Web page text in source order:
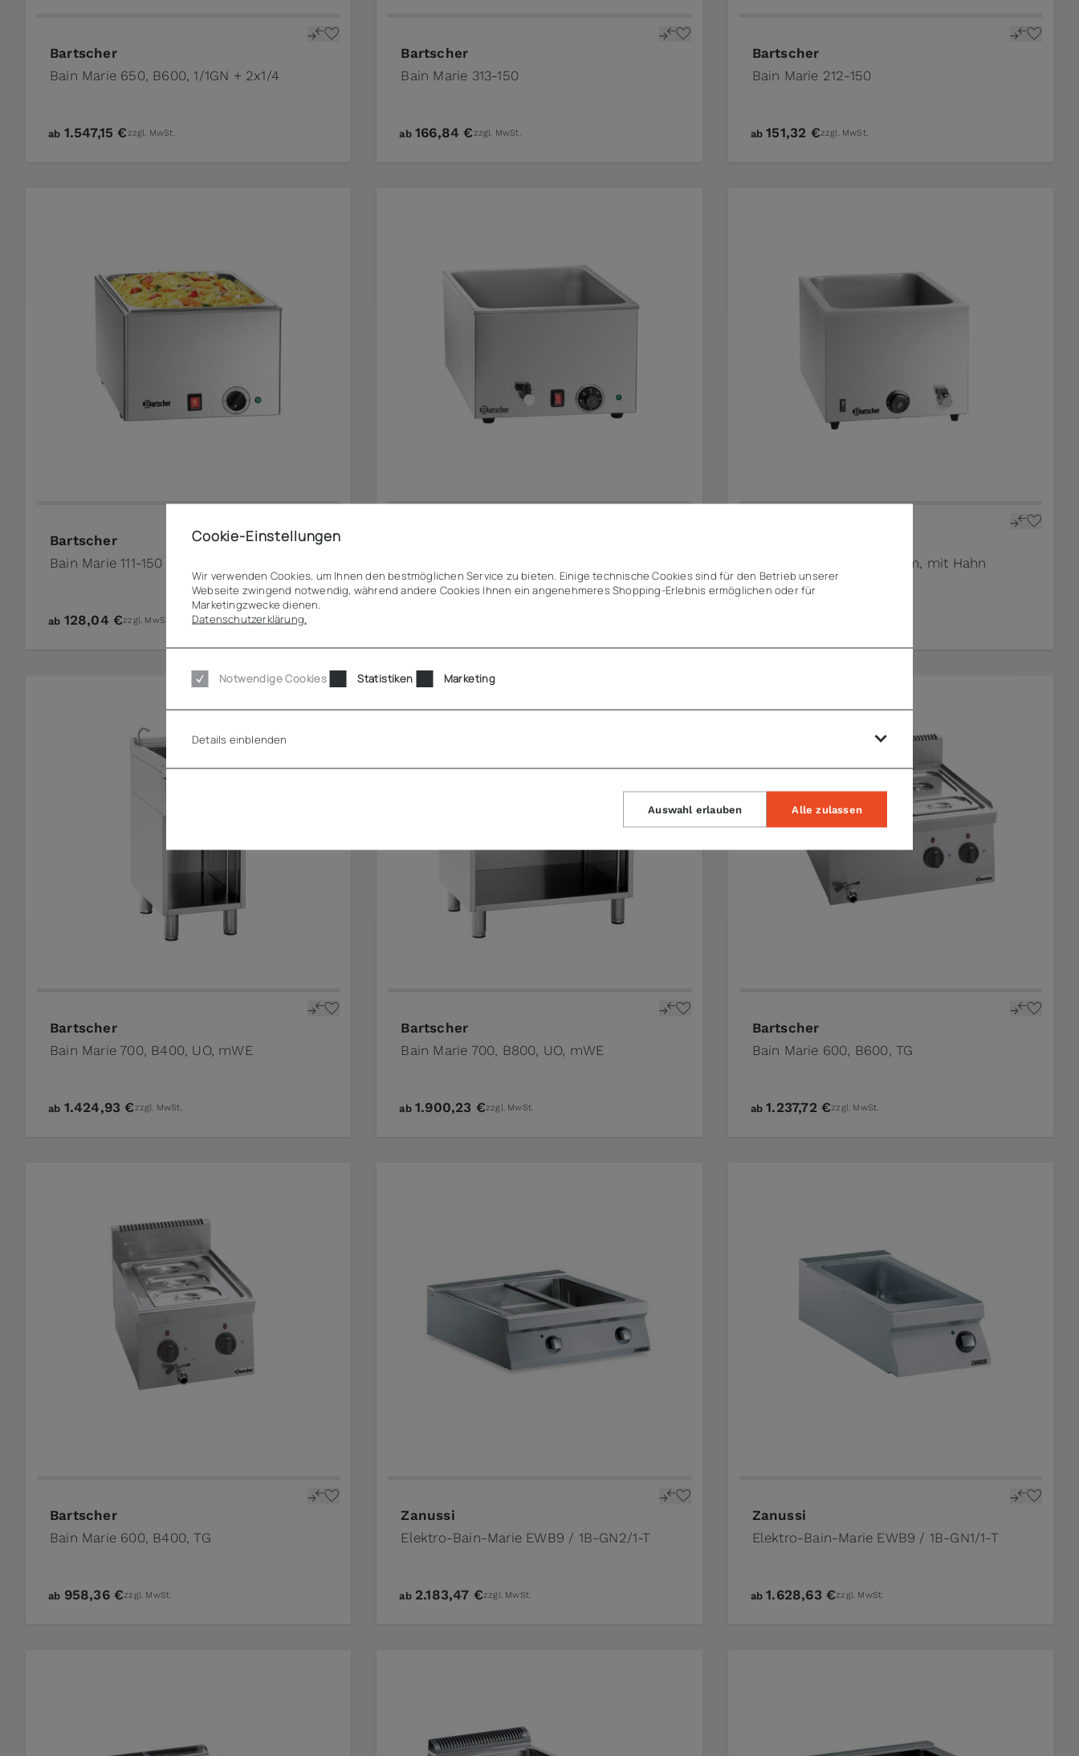
Bartscher
Bain Marie 650, B600, 1/1GN + 2x1/4
ab 1.547,15 €zzgl. MwSt.
Bartscher
Bain Marie 313-150
ab 166,84 €zzgl. MwSt.
Bartscher
Bain Marie 212-150
ab 151,32 €zzgl. MwSt.
Bartscher
Bain Marie 111-150
ab 128,04 €zzgl. MwSt.
Bain Marie, 1/1GN, 200mm, mit Hahn
Bartscher
Bain Marie 700, B400, UO, mWE
ab 1.424,93 €zzgl. MwSt.
Bartscher
Bain Marie 700, B800, UO, mWE
ab 1.900,23 €zzgl. MwSt.
Bartscher
Bain Marie 600, B600, TG
ab 1.237,72 €zzgl. MwSt.
Bartscher
Bain Marie 600, B400, TG
ab 958,36 €zzgl. MwSt.
Zanussi
Elektro-Bain-Marie EWB9 / 1B-GN2/1-T
ab 2.183,47 €zzgl. MwSt.
Zanussi
Elektro-Bain-Marie EWB9 / 1B-GN1/1-T
ab 1.628,63 €zzgl. MwSt.
Cookie-Einstellungen
Wir verwenden Cookies, um Ihnen den bestmöglichen Service zu bieten. Einige technische Cookies sind für den Betrieb unserer
Webseite zwingend notwendig, während andere Cookies Ihnen ein angenehmeres Shopping-Erlebnis ermöglichen oder für
Marketingzwecke dienen.
Datenschutzerklärung.
Notwendige Cookies Statistiken Marketing
Details einblenden
Auswahl erlauben Alle zulassen